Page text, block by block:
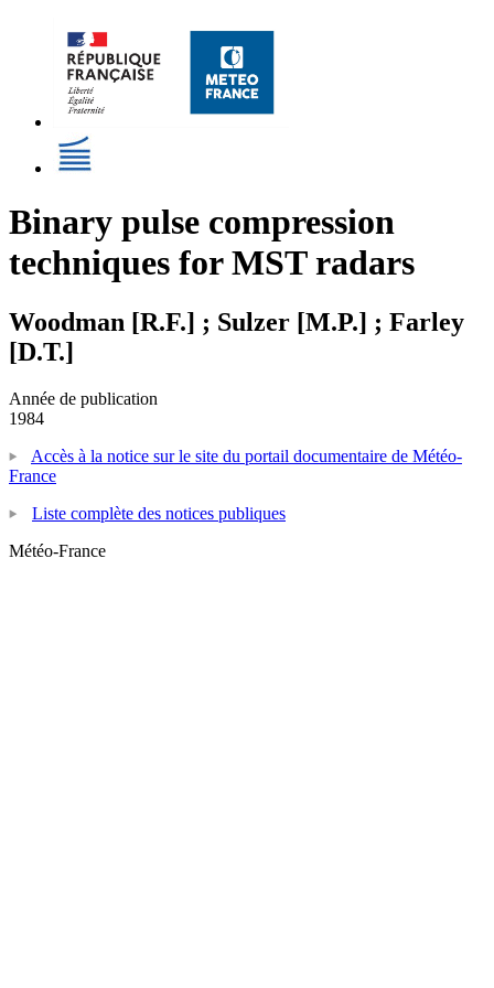
Binary pulse compression
techniques for MST radars
Woodman [R.F.] ; Sulzer [M.P.] ; Farley
[D.T.]
Année de publication
1984
Accès à la notice sur le site du portail documentaire de Météo-
France
Liste complète des notices publiques
Météo-France